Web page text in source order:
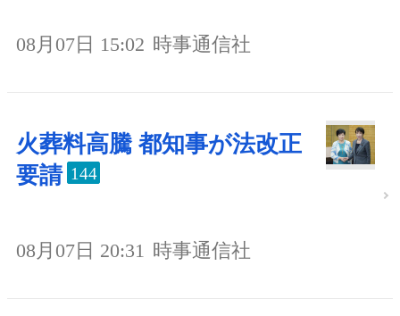
08月07日 15:02 時事通信社
火葬料高騰 都知事が法改正
要請 144
08月07日 20:31 時事通信社